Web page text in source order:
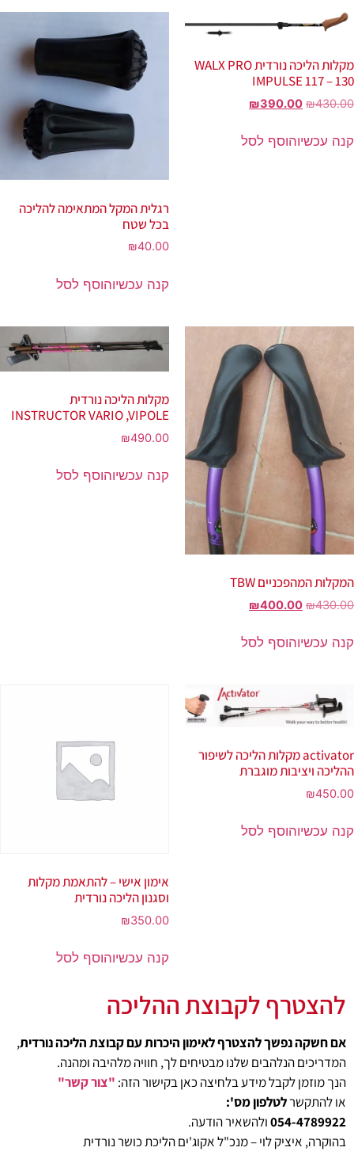
מקלות הליכה נורדית WALX PRO
IMPULSE 117 – 130
₪430.00
₪390.00
קנה עכשיוהוסף לסל
רגלית המקל המתאימה להליכה
בכל שטח
₪40.00
קנה עכשיוהוסף לסל
המקלות המהפכניים TBW
₪430.00
₪400.00
קנה עכשיוהוסף לסל
מקלות הליכה נורדית
INSTRUCTOR VARIO ,VIPOLE
₪490.00
קנה עכשיוהוסף לסל
activator מקלות הליכה לשיפור
ההליכה ויציבות מוגברת
₪450.00
קנה עכשיוהוסף לסל
אימון אישי – להתאמת מקלות
וסגנון הליכה נורדית
₪350.00
קנה עכשיוהוסף לסל
להצטרף לקבוצת ההליכה
אם חשקה נפשך להצטרף לאימון היכרות עם קבוצת הליכה נורדית,
המדריכים הנלהבים שלנו מבטיחים לך, חוויה מלהיבה ומהנה.
הנך מוזמן לקבל מידע בלחיצה כאן בקישור הזה: "צור קשר"
או להתקשרלטלפון מס':
054-4789922ולהשאיר הודעה.
בהוקרה, איציק לוי – מנכ"ל אקוג'ים הליכת כושר נורדית